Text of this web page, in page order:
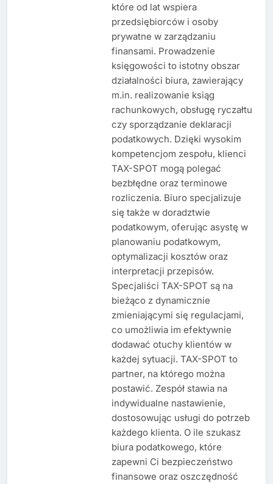
które od lat wspiera
przedsiębiorców i osoby
prywatne w zarządzaniu
finansami. Prowadzenie
księgowości to istotny obszar
działalności biura, zawierający
m.in. realizowanie ksiąg
rachunkowych, obsługę ryczałtu
czy sporządzanie deklaracji
podatkowych. Dzięki wysokim
kompetencjom zespołu, klienci
TAX-SPOT mogą polegać
bezbłędne oraz terminowe
rozliczenia. Biuro specjalizuje
się także w doradztwie
podatkowym, oferując asystę w
planowaniu podatkowym,
optymalizacji kosztów oraz
interpretacji przepisów.
Specjaliści TAX-SPOT są na
bieżąco z dynamicznie
zmieniającymi się regulacjami,
co umożliwia im efektywnie
dodawać otuchy klientów w
każdej sytuacji. TAX-SPOT to
partner, na którego można
postawić. Zespół stawia na
indywidualne nastawienie,
dostosowując usługi do potrzeb
każdego klienta. O ile szukasz
biura podatkowego, które
zapewni Ci bezpieczeństwo
finansowe oraz oszczędność